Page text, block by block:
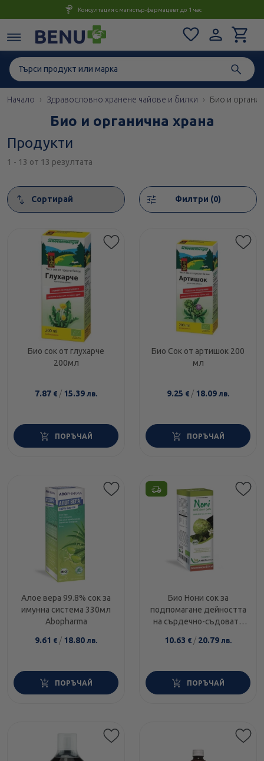
Консултация с магистър-фармацевт до 1 час
Начало Здравословно хранене чайове и билки Био и
Био и органична храна
Продукти
1 - 13 от 13 резултата
Сортирай
Филтри (0)
Био сок от глухарче
200мл
7.87 € / 15.39 лв.
ПОРЪЧАЙ
Био Сок от артишок 200
мл
9.25 € / 18.09 лв.
ПОРЪЧАЙ
Aлое вера 99.8% сок за
имунна система 330мл
Abopharma
9.61 € / 18.80 лв.
ПОРЪЧАЙ
Био Нони сок за
подпомагане дейността
на сърдечно-съдовата
Abopharma
10.63 € / 20.79 лв.
ПОРЪЧАЙ